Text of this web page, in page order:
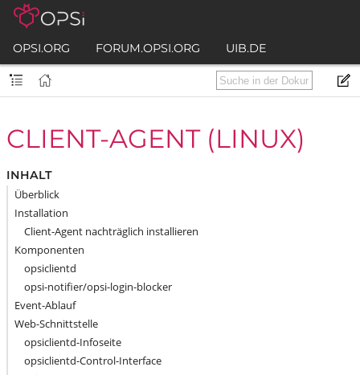
OPSI.ORG FORUM.OPSI.ORG UIB.DE
CLIENT-AGENT (LINUX)
INHALT
Überblick
Installation
Client-Agent nachträglich installieren
Komponenten
opsiclientd
opsi-notifier/opsi-login-blocker
Event-Ablauf
Web-Schnittstelle
opsiclientd-Infoseite
opsiclientd-Control-Interface